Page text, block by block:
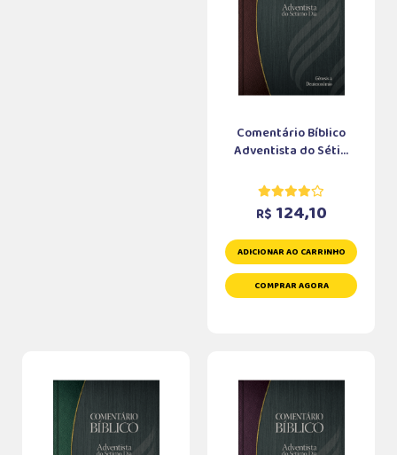
Comentário Bíblico
Adventista do Séti...
R$ 124,10
ADICIONAR AO CARRINHO
COMPRAR AGORA